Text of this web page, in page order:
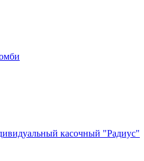
касочный "Радиус"